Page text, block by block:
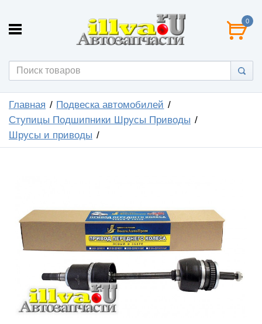
0
Главная
Подвеска автомобилей
Ступицы Подшипники Шрусы Приводы
Шрусы и приводы